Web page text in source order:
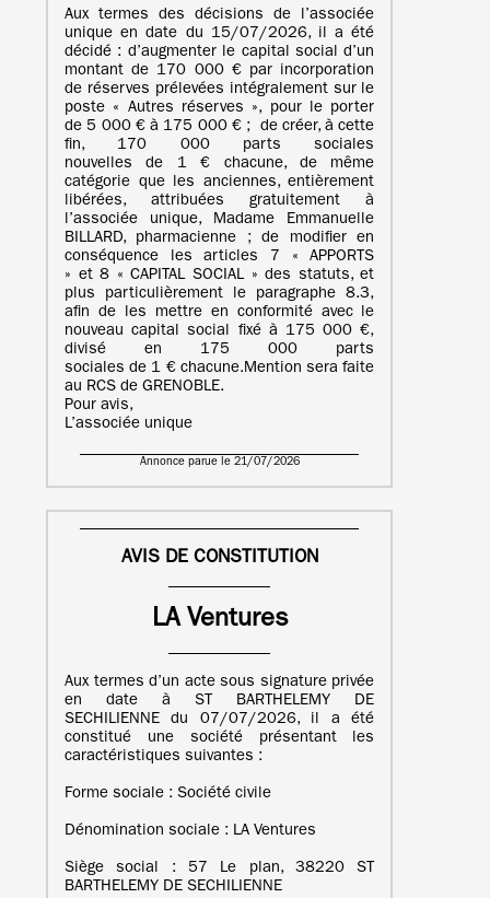
Aux termes des décisions de l’associée
unique en date du 15/07/2026, il a été
décidé : d’augmenter le capital social d’un
montant de 170 000 € par incorporation
de réserves prélevées intégralement sur le
poste « Autres réserves », pour le porter
de 5 000 € à 175 000 € ; de créer, à cette
fin, 170 000 parts sociales
nouvelles de 1 € chacune, de même
catégorie que les anciennes, entièrement
libérées, attribuées gratuitement à
l’associée unique, Madame Emmanuelle
BILLARD, pharmacienne ; de modifier en
conséquence les articles 7 « APPORTS
» et 8 « CAPITAL SOCIAL » des statuts, et
plus particulièrement le paragraphe 8.3,
afin de les mettre en conformité avec le
nouveau capital social fixé à 175 000 €,
divisé en 175 000 parts
sociales de 1 € chacune.Mention sera faite
au RCS de GRENOBLE.
Pour avis,
L’associée unique
Annonce parue le 21/07/2026
AVIS DE CONSTITUTION
LA Ventures
Aux termes d’un acte sous signature privée
en date à ST BARTHELEMY DE
SECHILIENNE du 07/07/2026, il a été
constitué une société présentant les
caractéristiques suivantes :
Forme sociale : Société civile
Dénomination sociale : LA Ventures
Siège social : 57 Le plan, 38220 ST
BARTHELEMY DE SECHILIENNE